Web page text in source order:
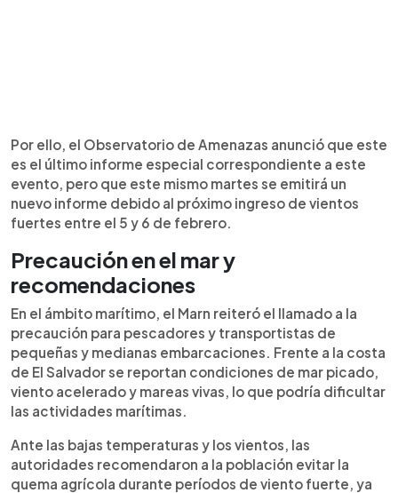
Por ello, el Observatorio de Amenazas anunció que este
es el último informe especial correspondiente a este
evento, pero que este mismo martes se emitirá un
nuevo informe debido al próximo ingreso de vientos
fuertes entre el 5 y 6 de febrero.
Precaución en el mar y
recomendaciones
En el ámbito marítimo, el Marn reiteró el llamado a la
precaución para pescadores y transportistas de
pequeñas y medianas embarcaciones. Frente a la costa
de El Salvador se reportan condiciones de mar picado,
viento acelerado y mareas vivas, lo que podría dificultar
las actividades marítimas.
Ante las bajas temperaturas y los vientos, las
autoridades recomendaron a la población evitar la
quema agrícola durante períodos de viento fuerte, ya